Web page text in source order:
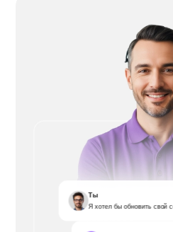
Ты
Я хотел бы обновить свой